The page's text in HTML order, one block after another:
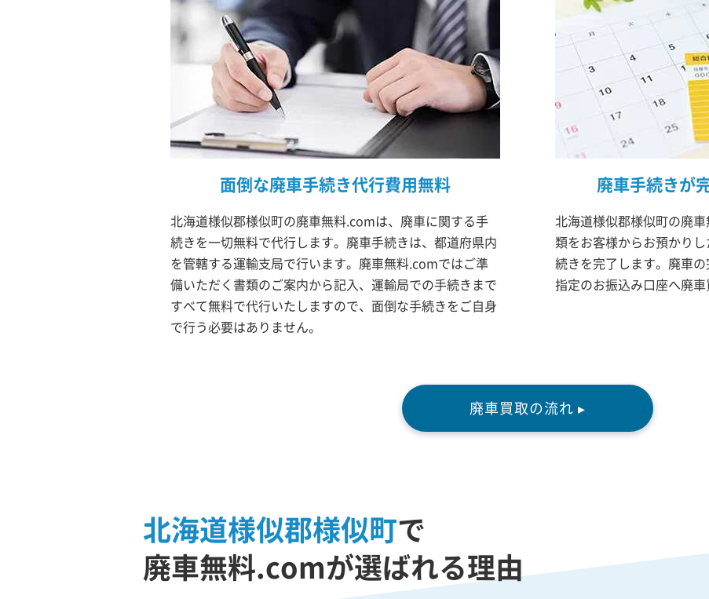
面倒な廃車手続き代行費用無料
北海道様似郡様似町の廃車無料.comは、廃車に関する手
続きを一切無料で代行します。廃車手続きは、都道府県内
を管轄する運輸支局で行います。廃車無料.comではご準
備いただく書類のご案内から記入、運輸局での手続きまで
すべて無料で代行いたしますので、面倒な手続きをご自身
で行う必要はありません。
廃車手続きが
北海道様似郡様似町の廃
類をお客様からお預かり
続きを完了します。廃車
指定のお振込み口座へ廃車
廃車買取の流れ ▸
北海道様似郡様似町で
廃車無料.comが選ばれる理由